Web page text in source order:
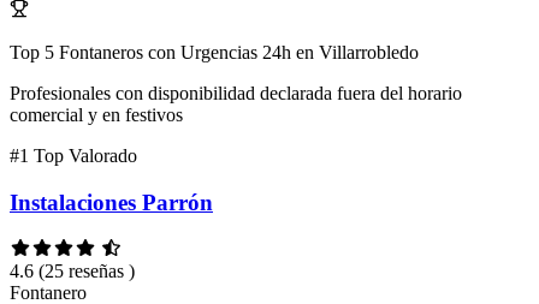
Top 5 Fontaneros con Urgencias 24h en Villarrobledo
Profesionales con disponibilidad declarada fuera del horario
comercial y en festivos
#1 Top Valorado
Instalaciones Parrón
4.6 (25 reseñas )
Fontanero